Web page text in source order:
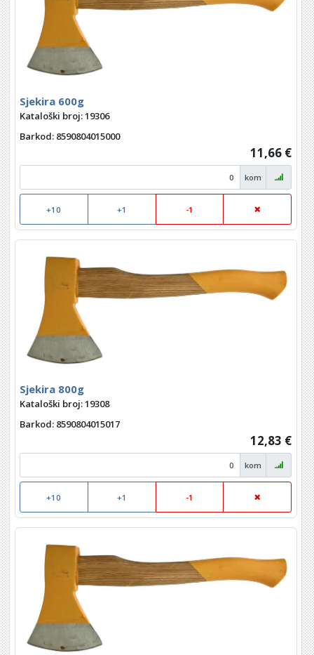
Sjekira 600g
Kataloški broj: 19306
Barkod: 8590804015000
11,66 €
kom
+10 +1 -1
Sjekira 800g
Kataloški broj: 19308
Barkod: 8590804015017
12,83 €
kom
+10 +1 -1